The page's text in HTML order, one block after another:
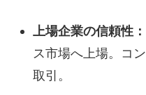
上場企業の信頼性：
ス市場へ上場。コ
取引。